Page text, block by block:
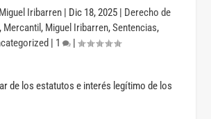
Miguel Iribarren| Dic 18, 2025| Derecho de
, Mercantil , Miguel Iribarren,Sentencias,
| 1 |